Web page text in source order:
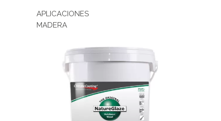
APLICACIONES
MADERA